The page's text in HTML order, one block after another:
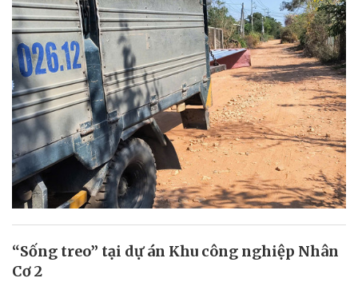
“Sống treo” tại dự án Khu công nghiệp Nhân
Cơ 2